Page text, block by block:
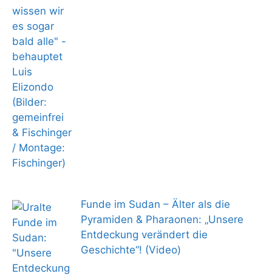
Funde im Sudan – Älter als die
Pyramiden & Pharaonen: „Unsere
Entdeckung verändert die
Geschichte“! (Video)